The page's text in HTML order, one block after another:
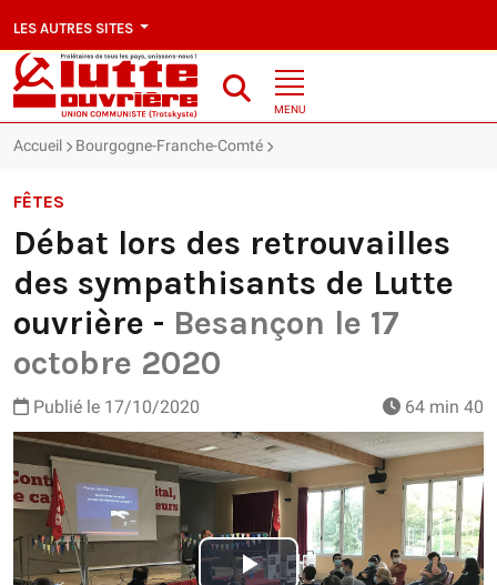
LES AUTRES SITES
MENU
Accueil Bourgogne-Franche-Comté
FÊTES
Débat lors des retrouvailles
des sympathisants de Lutte
ouvrière - Besançon le 17
octobre 2020
Publié le 17/10/2020 64 min 40